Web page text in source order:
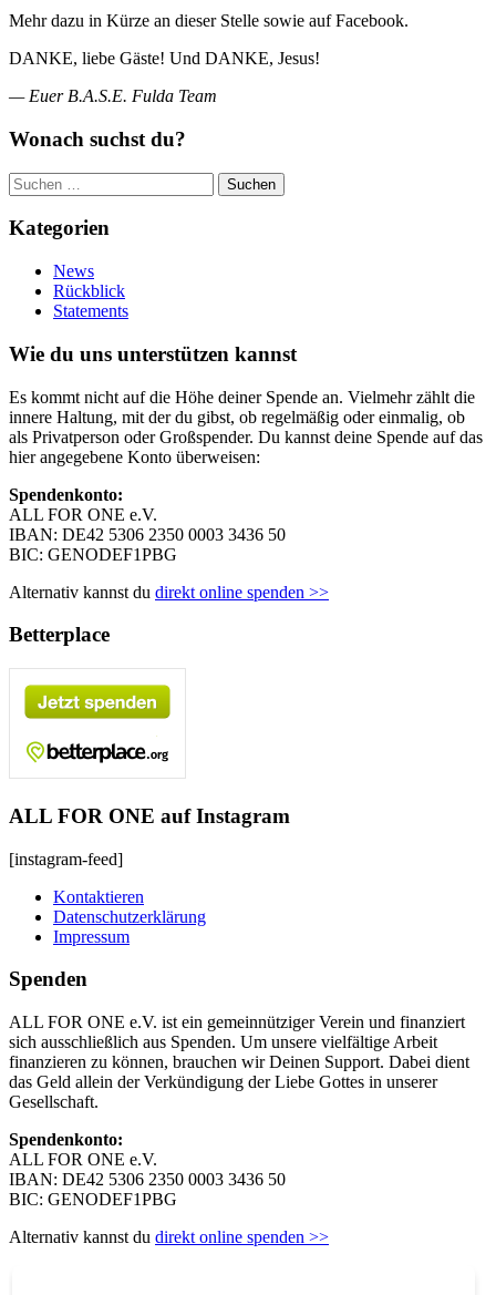
Mehr dazu in Kürze an dieser Stelle sowie auf Facebook.
DANKE, liebe Gäste! Und DANKE, Jesus!
— Euer B.A.S.E. Fulda Team
Wonach suchst du?
Suchen
nach:
Kategorien
News
Rückblick
Statements
Wie du uns unterstützen kannst
Es kommt nicht auf die Höhe deiner Spende an. Vielmehr zählt die
innere Haltung, mit der du gibst, ob regelmäßig oder einmalig, ob
als Privatperson oder Großspender. Du kannst deine Spende auf das
hier angegebene Konto überweisen:
Spendenkonto:
ALL FOR ONE e.V.
IBAN: DE42 5306 2350 0003 3436 50
BIC: GENODEF1PBG
Alternativ kannst du direkt online spenden >>
Betterplace
ALL FOR ONE auf Instagram
[instagram-feed]
Kontaktieren
Datenschutzerklärung
Impressum
Spenden
ALL FOR ONE e.V. ist ein gemeinnütziger Verein und finanziert
sich ausschließlich aus Spenden. Um unsere vielfältige Arbeit
finanzieren zu können, brauchen wir Deinen Support. Dabei dient
das Geld allein der Verkündigung der Liebe Gottes in unserer
Gesellschaft.
Spendenkonto:
ALL FOR ONE e.V.
IBAN: DE42 5306 2350 0003 3436 50
BIC: GENODEF1PBG
Alternativ kannst du direkt online spenden >>